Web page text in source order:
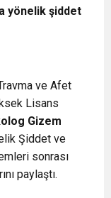
yönelik şiddet
ve Afet
Lisans
Gizem
Şiddet ve
sonrası
paylaştı.